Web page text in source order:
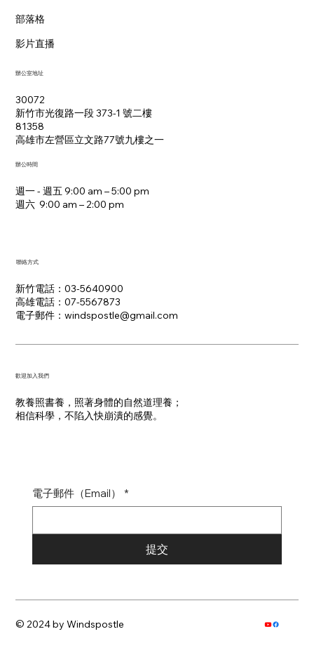
部落格
影片直播
辦公室地址
30072
新竹市光復路一段 373-1 號二樓
81358
​高雄市左營區立文路77號九樓之一
週一 - 週五 9:00 am – 5:00 pm
週六 9:00 am – 2:00 pm​
辦公時間
新竹電話：03-5640900
高雄電話：07-5567873
電子郵件：​windspostle@gmail.com
聯絡方式
​歡迎加入我們
教養照書養，照著身體的自然道理養；
​相信科學，不陷入快崩潰的感覺。
電子郵件（Email） *
提交
© 2024 by Windspostle